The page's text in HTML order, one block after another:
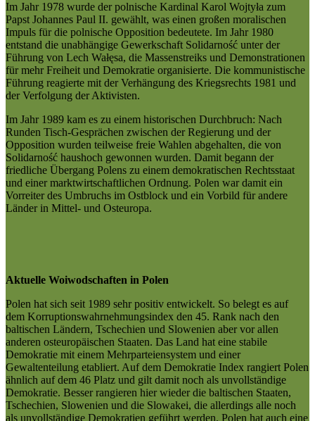
Im Jahr 1978 wurde der polnische Kardinal Karol Wojtyła zum
Papst Johannes Paul II. gewählt, was einen großen moralischen
Impuls für die polnische Opposition bedeutete. Im Jahr 1980
entstand die unabhängige Gewerkschaft Solidarność unter der
Führung von Lech Wałęsa, die Massenstreiks und Demonstrationen
für mehr Freiheit und Demokratie organisierte. Die kommunistische
Führung reagierte mit der Verhängung des Kriegsrechts 1981 und
der Verfolgung der Aktivisten.
Im Jahr 1989 kam es zu einem historischen Durchbruch: Nach
Runden Tisch-Gesprächen zwischen der Regierung und der
Opposition wurden teilweise freie Wahlen abgehalten, die von
Solidarność haushoch gewonnen wurden. Damit begann der
friedliche Übergang Polens zu einem demokratischen Rechtsstaat
und einer marktwirtschaftlichen Ordnung. Polen war damit ein
Vorreiter des Umbruchs im Ostblock und ein Vorbild für andere
Länder in Mittel- und Osteuropa.
Aktuelle Woiwodschaften in Polen
Polen hat sich seit 1989 sehr positiv entwickelt. So belegt es auf
dem Korruptionswahrnehmungsindex den 45. Rank nach den
baltischen Ländern, Tschechien und Slowenien aber vor allen
anderen osteuropäischen Staaten. Das Land hat eine stabile
Demokratie mit einem Mehrparteiensystem und einer
Gewaltenteilung etabliert. Auf dem Demokratie Index rangiert Polen
ähnlich auf dem 46 Platz und gilt damit noch als unvollständige
Demokratie. Besser rangieren hier wieder die baltischen Staaten,
Tschechien, Slowenien und die Slowakei, die allerdings alle noch
als unvollständige Demokratien geführt werden. Polen hat auch eine